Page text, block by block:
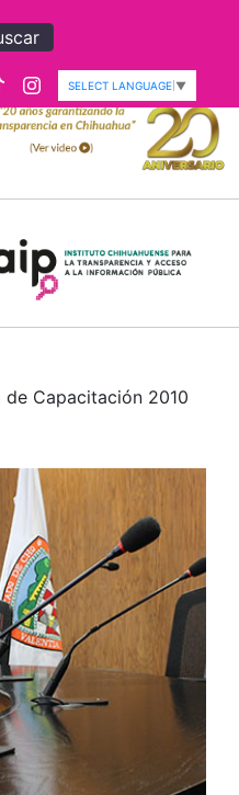
SELECT LANGUAGE ▼
Capacitación 2010